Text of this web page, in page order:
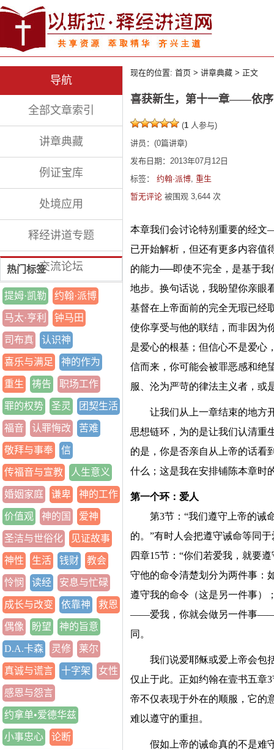
导航
全部文章索引
讲章典藏
例证宝库
处境应用
释经讲道专题
交流论坛
热门标签
提姆·凯勒 约翰·派博
马太·亨利 钟马田
司布真 认识神
喜乐与满足 神的作为
重生 祷告 职场工作
罪的权势 圣灵 团契生活
福音 认罪悔改 苦难
敬拜与事奉 信
传福音与宣教 人生意义
婚姻家庭 谦卑 神的工作
价值观 神的国 爱神
圣洁与世俗化 见证故事
神性 生活 钱财 教会
怜悯 读经 安息与忙碌
成长与改变 依靠神 救恩
偶像 盼望 神的旨意
D.A.卡森 灵修 莱尔
真诚与谎言 十字架 女性
感恩与怨言
约拿单•爱德华兹
小事忠心 论断
现在的位置: 首页 > 讲章典藏 > 正文
喜获新生，第十一章——依序
(1 人参与)
讲员： (0篇讲章)
发布日期：2013年07月12日
标签： 约翰·派博, 重生
暂无评论 被围观 3,644 次
本章我们会讨论特别重要的经
已开始解析，但还有更多内容值
的能力──即使不完全，是基于
地步。换句话说，我盼望你亲眼
基督在上帝面前的完全无瑕已经
使你享受与他的联结，而非因为
是爱心的根基；但信心不是爱心
信而来，你可能会被罪恶感和绝
服、沦为严苛的律法主义者，或
让我们从上一章结束的地方
思想链环，为的是让我们认清重
的是，你是否亲自从上帝的话看
什么；这是我在安排铺陈本章时
第一个环：爱人
第3节：“我们遵守上帝的诫
的。”有时人会把遵守诫命等同
四章15节：“你们若爱我，就要
守他的命令清楚划分为两件事：
遵守我的命令（这是另一件事）
——爱我，你就会做另一件事——
同。
我们说爱耶稣或爱上帝会包
仅止于此。正如约翰在壹书五章
帝不仅表现于外在的顺服，它的
难以遵守的重担。
假如上帝的诫命真的不是难